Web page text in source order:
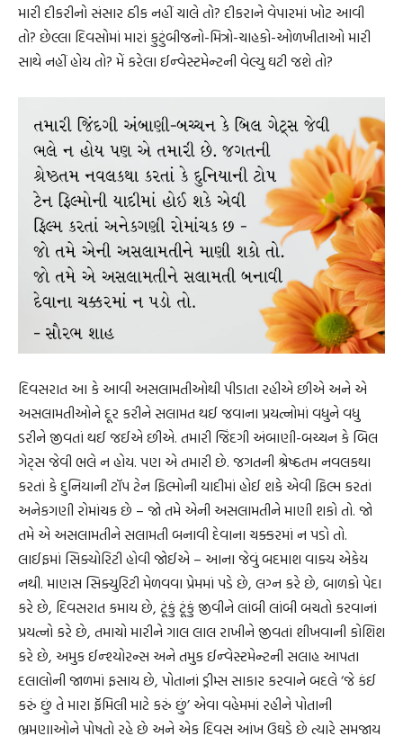
મારી દીકરીનો સંસાર ઠીક નહીં ચાલે તો? દીકરાને વેપારમાં ખોટ આવી
તો? છેલ્લા દિવસોમાં મારાં કુટુંબીજનો-મિત્રો-ચાહકો-ઓળખીતાઓ મારી
સાથે નહીં હોય તો? મેં કરેલા ઈન્વેસ્ટમેન્ટની વેલ્યુ ઘટી જશે તો?
દિવસરાત આ કે આવી અસલામતીઓથી પીડાતા રહીએ છીએ અને એ
અસલામતીઓને દૂર કરીને સલામત થઈ જવાના પ્રયત્નોમાં વધુને વધુ
ડરીને જીવતાં થઈ જઈએ છીએ. તમારી જિંદગી અંબાણી-બચ્ચન કે બિલ
ગેટ્‌સ જેવી ભલે ન હોય. પણ એ તમારી છે. જગતની શ્રેષ્ઠતમ નવલકથા
કરતાં કે દુનિયાની ટૉપ ટેન ફિલ્મોની યાદીમાં હોઈ શકે એવી ફિલ્મ કરતાં
અનેકગણી રોમાંચક છે – જો તમે એની અસલામતીને માણી શકો તો. જો
તમે એ અસલામતીને સલામતી બનાવી દેવાના ચક્કરમાં ન પડો તો.
લાઈફમાં સિક્યોરિટી હોવી જોઈએ – આના જેવું બદમાશ વાક્ય એકેય
નથી. માણસ સિક્યુરિટી મેળવવા પ્રેમમાં પડે છે, લગ્ન કરે છે, બાળકો પેદા
કરે છે, દિવસરાત કમાય છે, ટૂંકું ટૂંકું જીવીને લાંબી લાંબી બચતો કરવાનાં
પ્રયત્નો કરે છે, તમાચો મારીને ગાલ લાલ રાખીને જીવતાં શીખવાની કોશિશ
કરે છે, અમુક ઈન્શ્યોરન્સ અને તમુક ઈન્વેસ્ટમેન્ટની સલાહ આપતા
દલાલોની જાળમાં ફસાય છે, પોતાનાં ડ્રીમ્સ સાકાર કરવાને બદલે ‘જે કંઈ
કરું છું તે મારા ફૅમિલી માટે કરું છું’ એવા વહેમમાં રહીને પોતાની
ભ્રમણાઓને પોષતો રહે છે અને એક દિવસ આંખ ઉઘડે છે ત્યારે સમજાય